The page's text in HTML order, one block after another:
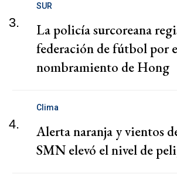
3.
SUR
La policía surcoreana
federación de fútbol por
nombramiento de Hong
4.
Clima
Alerta naranja y vientos
SMN elevó el nivel de